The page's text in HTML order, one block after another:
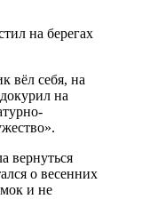
на берегах
вёл себя, на
на
вернуться
о весенних
и не